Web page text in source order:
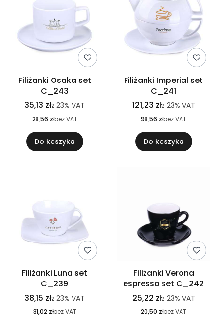
Filiżanki Osaka set
C_243
35,13 złz 23% VAT
28,56 złbez VAT
Do koszyka
Filiżanki Imperial set
C_241
121,23 złz 23% VAT
98,56 złbez VAT
Do koszyka
Filiżanki Luna set
C_239
38,15 złz 23% VAT
31,02 złbez VAT
Filiżanki Verona
espresso set C_242
25,22 złz 23% VAT
20,50 złbez VAT